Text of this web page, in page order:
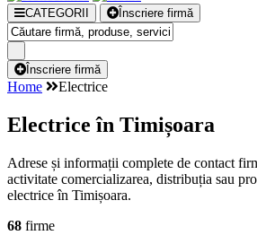
CATEGORII Înscriere firmă
Înscriere firmă
Home Electrice
Electrice în Timișoara
Adrese și informații complete de contact
activitate comercializarea, distribuția sau
electrice în Timișoara.
68 firme